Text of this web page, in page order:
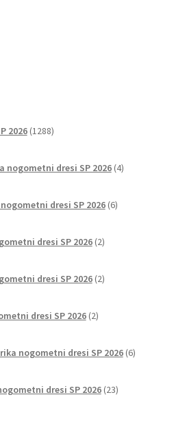
2026 1288izdelkov
nogometni dresi SP 2026 4izdelki
dresi SP 2026 6izdelkov
dresi SP 2026 2izdelka
dresi SP 2026 2izdelka
dresi SP 2026 2izdelka
nogometni dresi SP 2026 6izdelkov
dresi SP 2026 23izdelkov